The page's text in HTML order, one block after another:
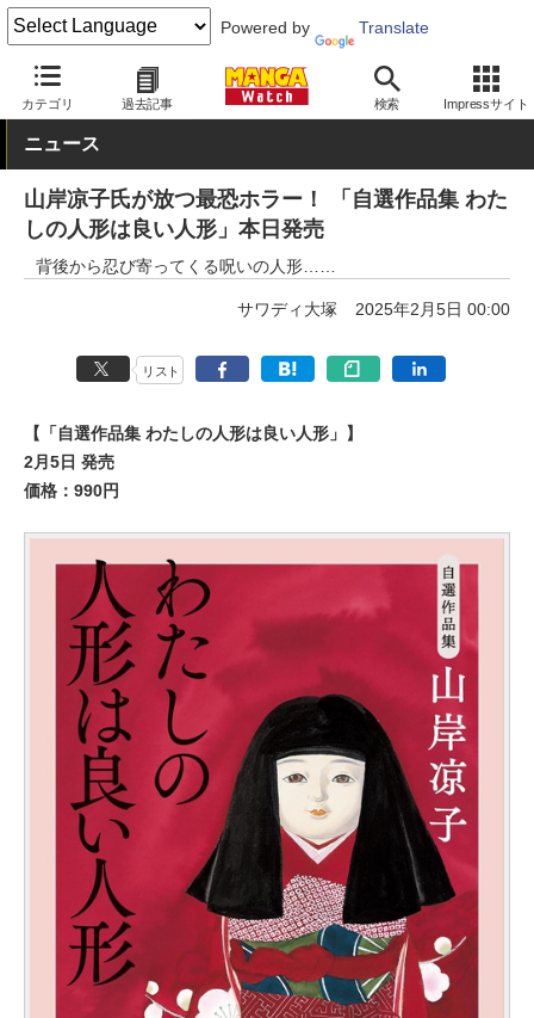
Powered by Translate
カテゴリ 過去記事 検索 Impressサイト
MANGA Watch 少女
ニュース
山岸凉子氏が放つ最恐ホラー！ 「自選作品集 わた
しの人形は良い人形」本日発売
背後から忍び寄ってくる呪いの人形……
サワディ大塚 2025年2月5日 00:00
リスト
【「自選作品集 わたしの人形は良い人形」】
2月5日 発売
価格：990円